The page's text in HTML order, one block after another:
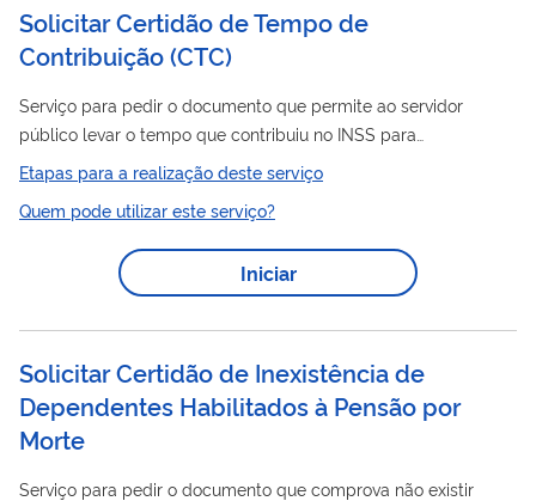
Para Aferição de Obras (Sero). Acertidãoficará disponível...
Solicitar Certidão de Tempo de
Contribuição(CTC)
Serviço para pedir o documento que permite ao servidor
público levar o tempo que contribuiu no INSS para
averbar/contar no Regime Próprio de Previdência Social do
órgão onde trabalha atualmente. Este pedido é realizado
totalmente pela internet, você não precisa ir ao INSS. Atenção!
Caso já possua acertidãoe deseje incluir/alterar/excluir
algum período, siga para o serviço de “ Revisão de
Etapas para a realização deste serviço
Quem pode utilizar este serviço?
Iniciar
Solicitar Certidão de Inexistência de
Dependentes Habilitados à Pensão por
Morte
Serviço para pedir o documento que comprova não existir